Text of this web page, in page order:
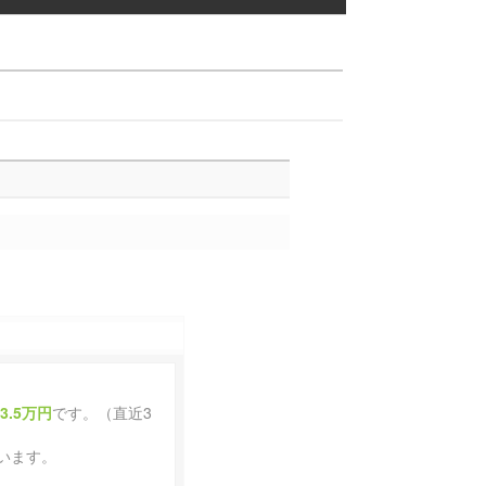
万円です。（直近3
ます。